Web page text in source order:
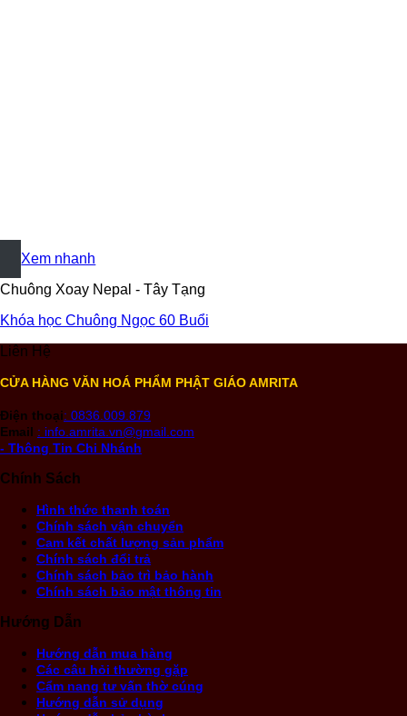
+
Xem nhanh
Chuông Xoay Nepal - Tây Tạng
Khóa học Chuông Ngọc 60 Buổi
Liên Hệ
CỬA HÀNG VĂN HOÁ PHẨM PHẬT GIÁO AMRITA
Điện thoại: 0836.009.879
Email
: info.amrita.vn@gmail.com
- Thông Tin Chi Nhánh
Chính Sách
Hình thức thanh toán
Chính sách vận chuyển
Cam kết chất lượng sản phẩm
Chính sách đổi trả
Chính sách bảo trì bảo hành
Chính sách bảo mật thông tin
Hướng Dẫn
Hướng dẫn mua hàng
Các câu hỏi thường gặp
Cẩm nang tư vấn thờ cúng
Hướng dẫn sử dụng